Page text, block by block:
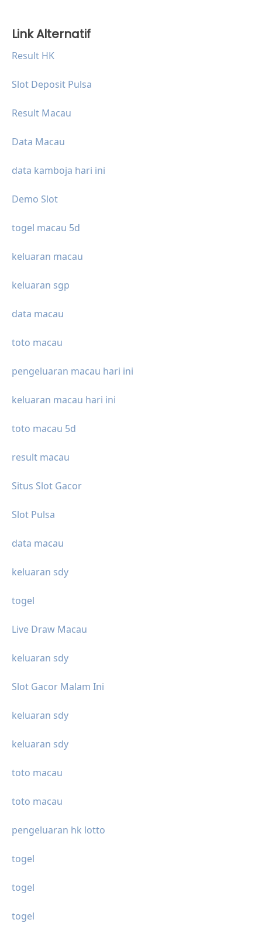
Link Alternatif
Result HK
Slot Deposit Pulsa
Result Macau
Data Macau
data kamboja hari ini
Demo Slot
togel macau 5d
keluaran macau
keluaran sgp
data macau
toto macau
pengeluaran macau hari ini
keluaran macau hari ini
toto macau 5d
result macau
Situs Slot Gacor
Slot Pulsa
data macau
keluaran sdy
togel
Live Draw Macau
keluaran sdy
Slot Gacor Malam Ini
keluaran sdy
keluaran sdy
toto macau
toto macau
pengeluaran hk lotto
togel
togel
togel